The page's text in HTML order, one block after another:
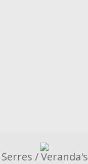
Serres / Veranda's